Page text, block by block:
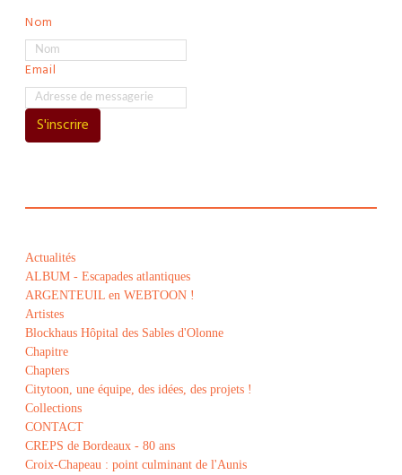
Nom
Email
S'inscrire
Actualités
ALBUM - Escapades atlantiques
ARGENTEUIL en WEBTOON !
Artistes
Blockhaus Hôpital des Sables d'Olonne
Chapitre
Chapters
Citytoon, une équipe, des idées, des projets !
Collections
CONTACT
CREPS de Bordeaux - 80 ans
Croix-Chapeau : point culminant de l'Aunis